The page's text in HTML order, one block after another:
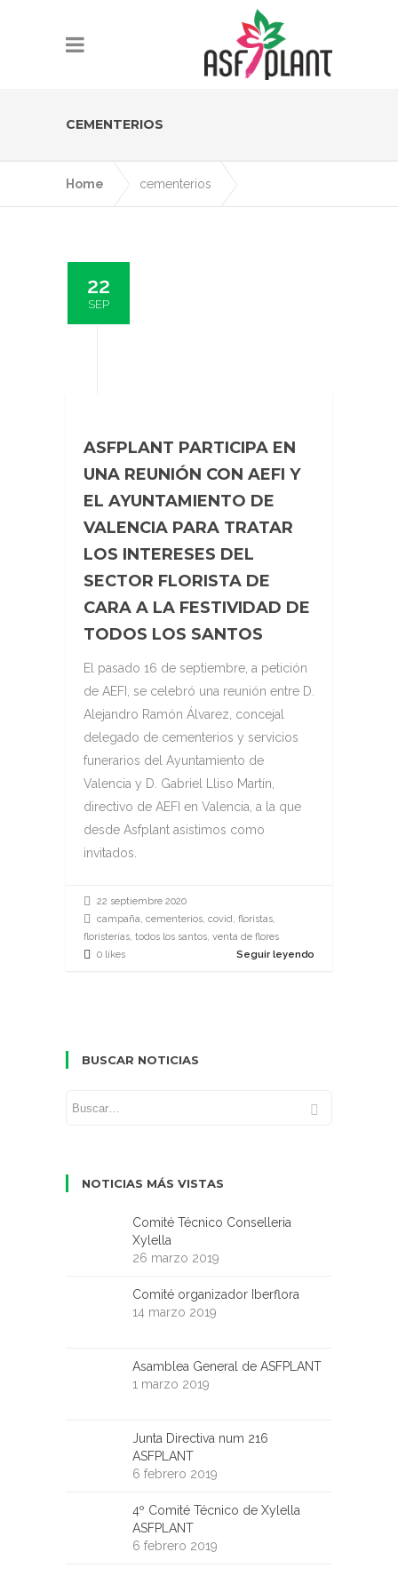
CEMENTERIOS
Home cementerios
22
SEP
ASFPLANT PARTICIPA EN
UNA REUNIÓN CON AEFI Y
EL AYUNTAMIENTO DE
VALENCIA PARA TRATAR
LOS INTERESES DEL
SECTOR FLORISTA DE
CARA A LA FESTIVIDAD DE
TODOS LOS SANTOS
El pasado 16 de septiembre, a petición
de AEFI, se celebró una reunión entre D.
Alejandro Ramón Álvarez, concejal
delegado de cementerios y servicios
funerarios del Ayuntamiento de
Valencia y D. Gabriel Lliso Martín,
directivo de AEFI en Valencia, a la que
desde Asfplant asistimos como
invitados.
22 septiembre 2020
campaña, cementerios, covid, floristas,
floristerías, todos los santos, venta de flores
0 likes
Seguir leyendo
BUSCAR NOTICIAS
NOTICIAS MÁS VISTAS
Comité Técnico Conselleria
Xylella
26 marzo 2019
Comité organizador Iberflora
14 marzo 2019
Asamblea General de ASFPLANT
1 marzo 2019
Junta Directiva num 216
ASFPLANT
6 febrero 2019
4º Comité Técnico de Xylella
ASFPLANT
6 febrero 2019